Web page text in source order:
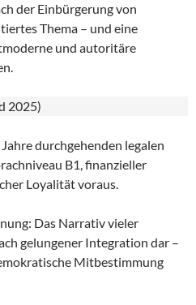
der Einbürgerung von
Thema – und eine
und autoritäre
2025)
durchgehenden legalen
B1, finanzieller
Loyalität voraus.
Das Narrativ vieler
gelungener Integration dar –
Mitbestimmung